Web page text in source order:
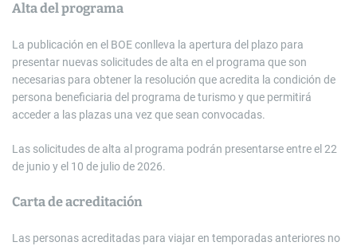
Alta del programa
La publicación en el BOE conlleva la apertura del plazo para
presentar nuevas solicitudes de alta en el programa que son
necesarias para obtener la resolución que acredita la condición de
persona beneficiaria del programa de turismo y que permitirá
acceder a las plazas una vez que sean convocadas.
Las solicitudes de alta al programa podrán presentarse entre el 22
de junio y el 10 de julio de 2026.
Carta de acreditación
Las personas acreditadas para viajar en temporadas anteriores no